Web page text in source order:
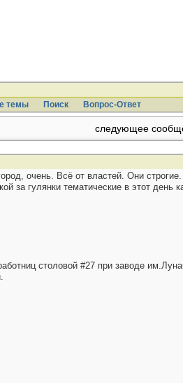
темы Поиcк Вопрос-Ответ
следующее
очень. Всё от властей. Они
за гулянки тематические в этот день
столовой #27 при заводе